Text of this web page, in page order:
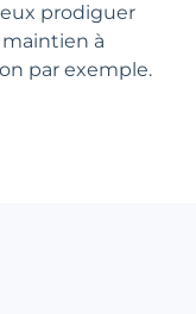
prodiguer
à
par exemple.